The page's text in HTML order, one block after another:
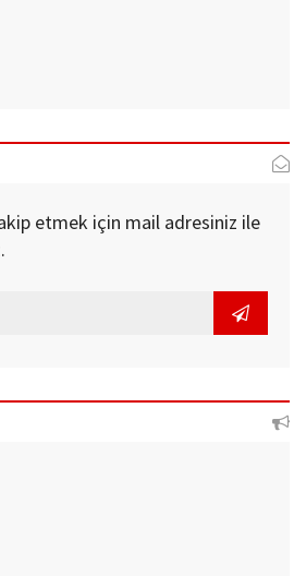
etmek için mail adresiniz ile